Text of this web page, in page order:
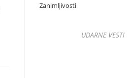
Zanimljivosti
UDARNE VESTI